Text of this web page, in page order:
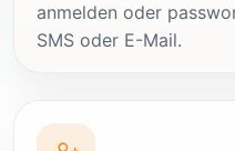
anmelden oder
SMS oder E-Mail.